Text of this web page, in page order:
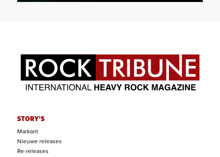
STORY'S
Markant
Nieuwe releases
Re-releases